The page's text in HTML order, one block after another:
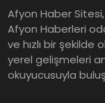
Afyon Haber
Afyon Haberleri
ve hızlı bir şekilde
yerel gelişmeleri
okuyucusuyla